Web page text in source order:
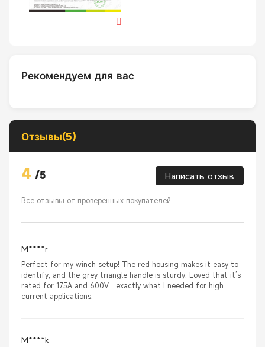
Рекомендуем для вас
Отзывы(5)
4 /5 Написать отзыв
Все отзывы от проверенных покупателей
M****r
Perfect for my winch setup! The red housing makes it easy to
identify, and the grey triangle handle is sturdy. Loved that it’s
rated for 175A and 600V—exactly what I needed for high-
current applications.
M****k